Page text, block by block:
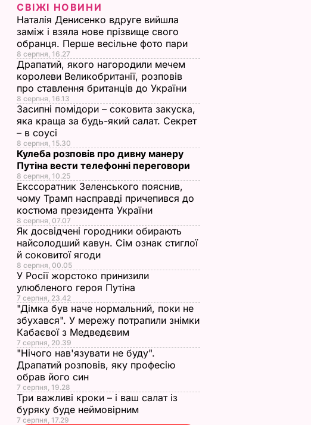
СВІЖІ НОВИНИ
Наталія Денисенко вдруге вийшла
заміж і взяла нове прізвище свого
обранця. Перше весільне фото пари
8 серпня, 16.27
Драпатий, якого нагородили мечем
королеви Великобританії, розповів
про ставлення британців до України
8 серпня, 16.13
Засипні помідори – соковита закуска,
яка краща за будь-який салат. Секрет
– в соусі
8 серпня, 15.30
Кулеба розповів про дивну манеру
Путіна вести телефонні переговори
8 серпня, 10.25
Екссоратник Зеленського пояснив,
чому Трамп насправді причепився до
костюма президента України
8 серпня, 07.07
Як досвідчені городники обирають
найсолодший кавун. Сім ознак стиглої
й соковитої ягоди
8 серпня, 00.05
У Росії жорстоко принизили
улюбленого героя Путіна
7 серпня, 23.42
"Дімка був наче нормальний, поки не
збухався". У мережу потрапили знімки
Кабаєвої з Медведєвим
7 серпня, 20.39
"Нічого нав'язувати не буду".
Драпатий розповів, яку професію
обрав його син
7 серпня, 19.28
Три важливі кроки – і ваш салат із
буряку буде неймовірним
7 серпня, 17.29